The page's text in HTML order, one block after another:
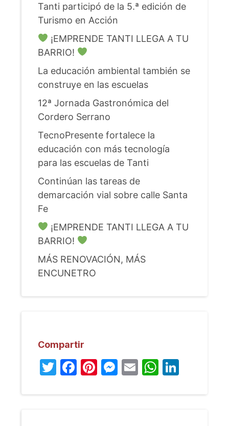
Tanti participó de la 5.ª edición de
Turismo en Acción
¡EMPRENDE TANTI LLEGA A TU
BARRIO!
La educación ambiental también se
construye en las escuelas
12ª Jornada Gastronómica del
Cordero Serrano
TecnoPresente fortalece la
educación con más tecnología
para las escuelas de Tanti
Continúan las tareas de
demarcación vial sobre calle Santa
Fe
¡EMPRENDE TANTI LLEGA A TU
BARRIO!
MÁS RENOVACIÓN, MÁS
ENCUNETRO
Compartir
Twitter
Facebook
Pinterest
Messenger
Email